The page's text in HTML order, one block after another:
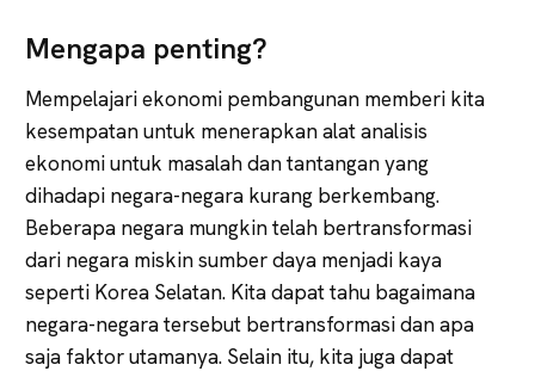
Mengapa penting?
Mempelajari ekonomi pembangunan memberi kita
kesempatan untuk menerapkan alat analisis
ekonomi untuk masalah dan tantangan yang
dihadapi negara-negara kurang berkembang.
Beberapa negara mungkin telah bertransformasi
dari negara miskin sumber daya menjadi kaya
seperti Korea Selatan. Kita dapat tahu bagaimana
negara-negara tersebut bertransformasi dan apa
saja faktor utamanya. Selain itu, kita juga dapat